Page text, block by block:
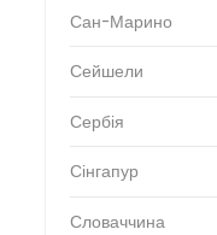
Сан-Марино
Сейшели
Сербія
Сінгапур
Словаччина